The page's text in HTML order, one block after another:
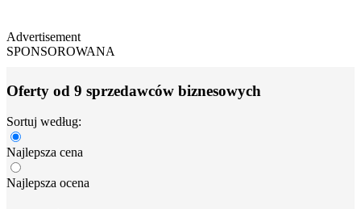
Advertisement
SPONSOROWANA
Oferty od 9 sprzedawców biznesowych
Sortuj według:
Najlepsza cena
Najlepsza ocena